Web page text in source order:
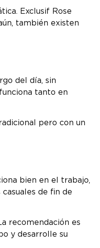
Exclusif Rose
también existen
del día, sin
tanto en
pero con un
bien en el trabajo,
de fin de
recomendación es
y desarrolle su